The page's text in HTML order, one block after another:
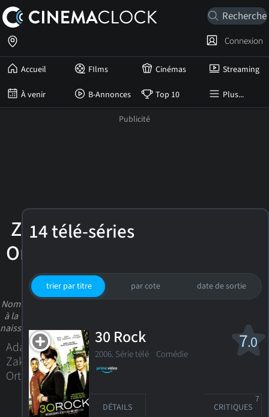
Accueil FIlms Cinémas Streaming
À venir B-Annonces Top 10 Plus...
Connexion
Zak
Orth
Nom
à la
naissance
Adam
Zakary
Orth
14 télé-séries
trier par titre par cote date de sortie
7.0
30 Rock
2006. Série télé Comédie
DÉTAILS CRITIQUES
7